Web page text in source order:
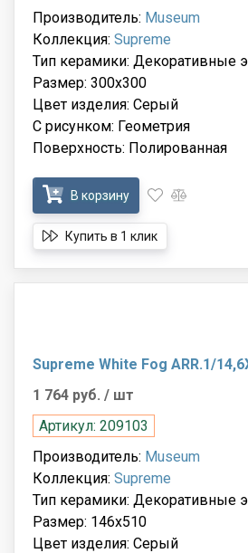
Производитель: Museum
Коллекция: Supreme
Тип керамики: Декоративные
Размер: 300x300
Цвет изделия: Серый
С рисунком: Геометрия
Поверхность: Полированная
В корзину
Купить в 1 клик
Supreme White Fog ARR.1/
1 764 руб. / шт
Артикул: 209103
Производитель: Museum
Коллекция: Supreme
Тип керамики: Декоративные
Размер: 146x510
Цвет изделия: Серый